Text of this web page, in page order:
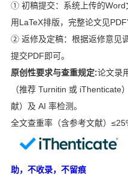
① 初稿提交：系统上传的Word
用LaTeX排版，完整论文见PDF”
② 返修及定稿：根据返修意见
提交PDF即可。
原创性要求与查重规定:论文录
（推荐 Turnitin 或 iThenticate
献）及 AI 率检测。
全文查重率（含参考文献）
助，不收录，不留痕